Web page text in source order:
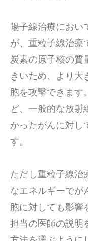
陽子線治療におい
が、重粒子線治療
炭素の原子核の質
きいため、より大
胞を攻撃できます
ど、一般的な放射
かったがんに対し
す。
ただし重粒子線治
なエネルギーでが
胞に対しても影響
担当の医師の説明